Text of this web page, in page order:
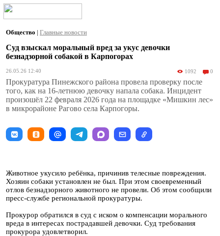
Общество | Главные новости
Суд взыскал моральный вред за укус девочки
безнадзорной собакой в Карпогорах
26.05.26 12:40 1092 0
Прокуратура Пинежского района провела проверку после
того, как на 16-летнюю девочку напала собака. Инцидент
произошёл 22 февраля 2026 года на площадке «Мишкин лес»
в микрорайоне Рагово села Карпогоры.
Животное укусило ребёнка, причинив телесные повреждения.
Хозяин собаки установлен не был. При этом своевременный
отлов безнадзорного животного не провели. Об этом сообщили
пресс-службе региональной прокуратуры.
Прокурор обратился в суд с иском о компенсации морального
вреда в интересах пострадавшей девочки. Суд требования
прокурора удовлетворил.